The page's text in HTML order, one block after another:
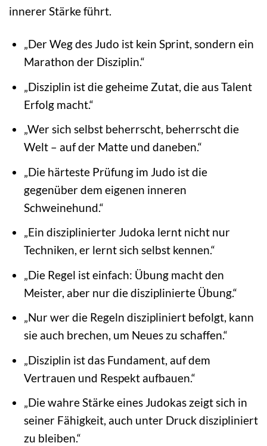
innerer Stärke führt.
„Der Weg des Judo ist kein Sprint, sondern ein
Marathon der Disziplin.“
„Disziplin ist die geheime Zutat, die aus Talent
Erfolg macht.“
„Wer sich selbst beherrscht, beherrscht die
Welt – auf der Matte und daneben.“
„Die härteste Prüfung im Judo ist die
gegenüber dem eigenen inneren
Schweinehund.“
„Ein disziplinierter Judoka lernt nicht nur
Techniken, er lernt sich selbst kennen.“
„Die Regel ist einfach: Übung macht den
Meister, aber nur die disziplinierte Übung.“
„Nur wer die Regeln diszipliniert befolgt, kann
sie auch brechen, um Neues zu schaffen.“
„Disziplin ist das Fundament, auf dem
Vertrauen und Respekt aufbauen.“
„Die wahre Stärke eines Judokas zeigt sich in
seiner Fähigkeit, auch unter Druck diszipliniert
zu bleiben.“